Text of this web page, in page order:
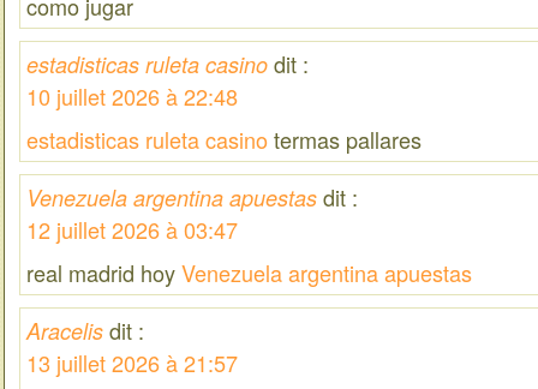
estadisticas ruleta casino dit :
10 juillet 2026 à 22:48
estadisticas ruleta casinotermas pallares
Venezuela argentina apuestas dit :
12 juillet 2026 à 03:47
real madrid hoyVenezuela argentina apuestas
Aracelis dit :
13 juillet 2026 à 21:57